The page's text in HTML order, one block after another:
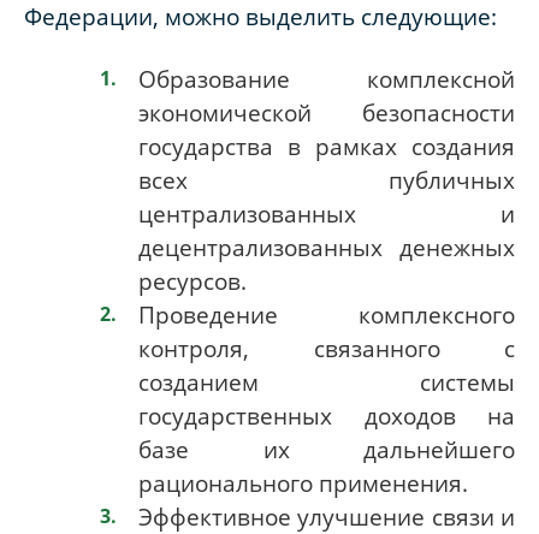
Федерации, можно выделить следующие:
Образование комплексной
экономической безопасности
государства в рамках создания
всех публичных
централизованных и
децентрализованных денежных
ресурсов.
Проведение комплексного
контроля, связанного с
созданием системы
государственных доходов на
базе их дальнейшего
рационального применения.
Эффективное улучшение связи и